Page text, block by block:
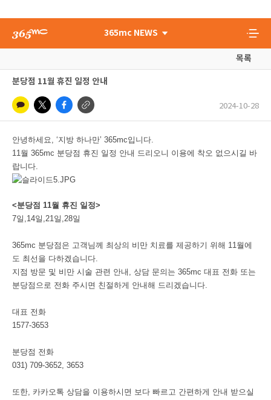
365mc NEWS
목록
분당점 11월 휴진 일정 안내
2024-10-28
안녕하세요, ‘지방 하나만’ 365mc입니다.
11월 365mc 분당점 휴진 일정 안내 드리오니 이용에 착오 없으시길 바
랍니다.
<분당점 11월 휴진 일정>
7일,14일,21일,28일
365mc 분당점은 고객님께 최상의 비만 치료를 제공하기 위해 11월에
도 최선을 다하겠습니다.
지점 방문 및 비만 시술 관련 안내, 상담 문의는 365mc 대표 전화 또는
분당점으로 전화 주시면 친절하게 안내해 드리겠습니다.
대표 전화
1577-3653
분당점 전화
031) 709-3652, 3653
또한, 카카오톡 상담을 이용하시면 보다 빠르고 간편하게 안내 받으실